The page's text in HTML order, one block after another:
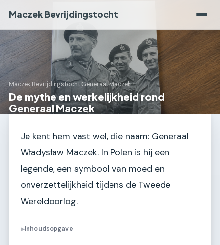
Maczek Bevrijdingstocht
Maczek Bevrijdingstocht›Generaal Maczek
De mythe en werkelijkheid rond
Generaal Maczek
Je kent hem vast wel, die naam: Generaal
Władysław Maczek. In Polen is hij een
legende, een symbool van moed en
onverzettelijkheid tijdens de Tweede
Wereldoorlog.
▶Inhoudsopgave